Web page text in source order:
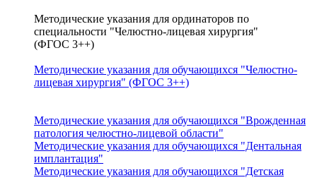
Методические указания для ординаторов по
специальности "Челюстно-лицевая хирургия"
(ФГОС 3++)
Методические указания для обучающихся "Челюстно-
лицевая хирургия" (ФГОС 3++)
Методические указания для обучающихся "Врожденная
патология челюстно-лицевой области"
Методические указания для обучающихся "Дентальная
имплантация"
Методические указания для обучающихся "Детская